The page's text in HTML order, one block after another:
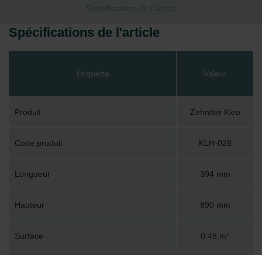
Spécifications de l'article
Spécifications de l'article
Étiquette Valeur
Produit Zehnder Kleo
Code produit KLH-028
Longueur 394 mm
Hauteur 890 mm
Surface 0.46 m²